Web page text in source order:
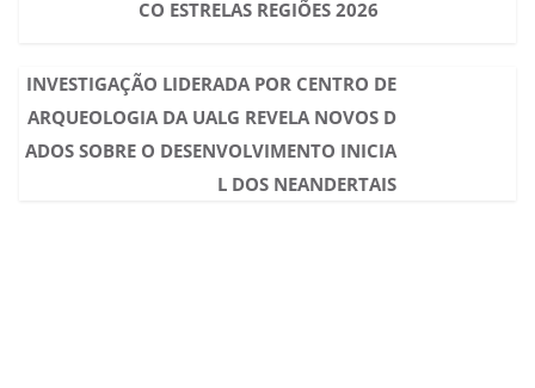
CO ESTRELAS REGIÕES 2026
INVESTIGAÇÃO LIDERADA POR CENTRO DE
ARQUEOLOGIA DA UALG REVELA NOVOS D
ADOS SOBRE O DESENVOLVIMENTO INICIA
L DOS NEANDERTAIS